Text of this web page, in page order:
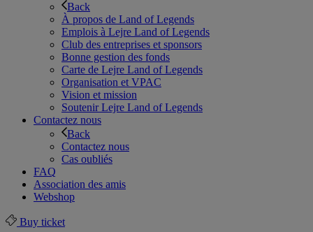
Back
À propos de Land of Legends
Emplois à Lejre Land of Legends
Club des entreprises et sponsors
Bonne gestion des fonds
Carte de Lejre Land of Legends
Organisation et VPAC
Vision et mission
Soutenir Lejre Land of Legends
Contactez nous
Back
Contactez nous
Cas oubliés
FAQ
Association des amis
Webshop
Buy ticket